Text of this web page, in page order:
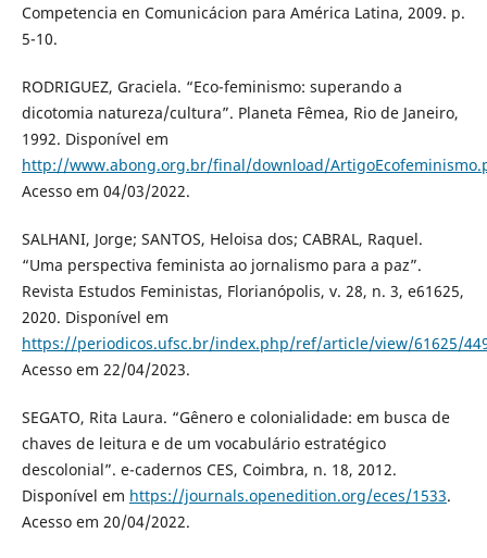
Competencia en Comunicácion para América Latina, 2009. p.
5-10.
RODRIGUEZ, Graciela. “Eco-feminismo: superando a
dicotomia natureza/cultura”. Planeta Fêmea, Rio de Janeiro,
1992. Disponível em
http://www.abong.org.br/final/download/
Acesso em 04/03/2022.
SALHANI, Jorge; SANTOS, Heloisa dos; CABRAL, Raquel.
“Uma perspectiva feminista ao jornalismo para a paz”.
Revista Estudos Feministas, Florianópolis, v. 28, n. 3, e61625,
2020. Disponível em
https://periodicos.ufsc.br/index.php/ref/article/view/61625/
Acesso em 22/04/2023.
SEGATO, Rita Laura. “Gênero e colonialidade: em busca de
chaves de leitura e de um vocabulário estratégico
descolonial”. e-cadernos CES, Coimbra, n. 18, 2012.
Disponível em https://journals.openedition.org/eces/1533.
Acesso em 20/04/2022.